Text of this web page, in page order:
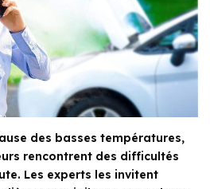
des basses températures,
rencontrent des difficultés
Les experts les invitent